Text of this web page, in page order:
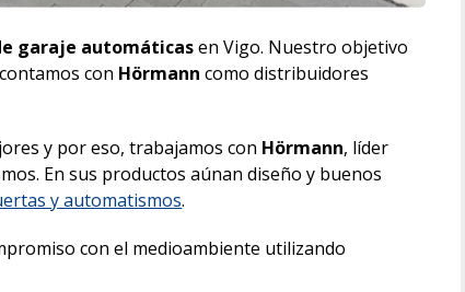
garaje automáticasen Vigo. Nuestro objetivo
con Hörmann como distribuidores
y por eso, trabajamos con Hörmann, líder
En sus productos aúnan diseño y buenos
y automatismos.
con el medioambiente utilizando